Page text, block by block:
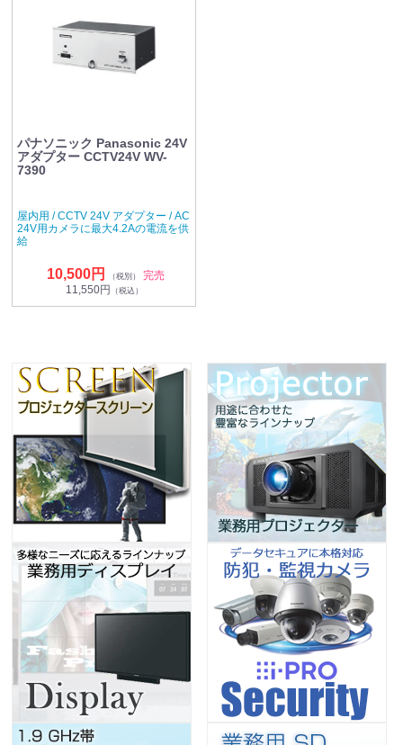
パナソニック Panasonic 24V
アダプター CCTV24V WV-
7390
屋内用 / CCTV 24V アダプター / AC
24V用カメラに最大4.2Aの電流を供
給
10,500円 （税別）
完売
11,550円
（税込）